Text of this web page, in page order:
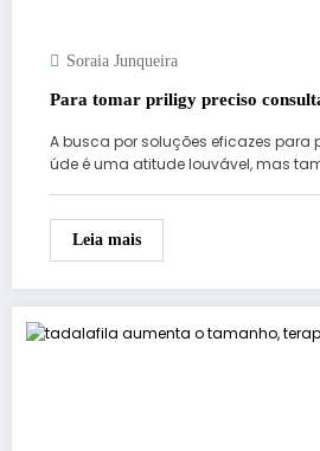
Soraia Junqueira
Para tomar priligy preciso
A busca por soluções eficazes para
úde é uma atitude louvável, mas
Leia mais